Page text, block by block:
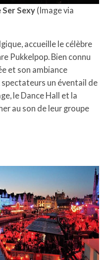
Ser Sexy (Image via
accueille le célèbre
Pukkelpop. Bien connu
et son ambiance
un éventail de
le Dance Hall et la
au son de leur groupe